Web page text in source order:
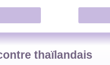
thaïlandais